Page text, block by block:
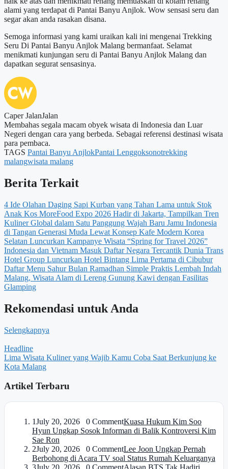
alami yang terdapat di Pantai Banyu Anjlok. Wow sensasi seru dan
segar akan anda rasakan disana.
Semoga informasi yang kami uraikan kali ini mengenai Trekking
Seru Di Pantai Banyu Anjlok Malang bermanfaat. Selamat
menikmati kunjungan seru di Pantai Banyu Anjlok Malang dan
dapatkan segurat sensasinya.
Caper JalanJalan
Membahas segala macam obyek wisata di Indonesia dan Luar
Negeri dengan cara yang berbeda. Sebagai referensi destinasi wisata
para pembaca.
TAGS Pantai Banyu AnjlokPantai Lenggoksonotrekking
malangwisata malang
Berita Terkait
4 Ide Olahan Daging Sapi Kurban yang Tahan Lama untuk Stok
Anak Kos MoreFood Expo 2026 Hadir di Jakarta, Tampilkan Tren
Kuliner Global dalam Satu Panggung Wajah Baru Jamu Indonesia
di Tangan Generasi Muda Lewat Konsep Kafe Modern Korea
Selatan Luncurkan Kampanye Wisata “Spring for Travel 2026”
Indonesia dan Vietnam Masuk Daftar Negara Tercantik Dunia Trans
Hotel Group Luncurkan Hotel Bintang Lima Pertama di Cibubur
Daftar Menu Sahur Bulan Ramadhan Simple Praktis Lembah Indah
Malang, Wisata Alam di Lereng Gunung Kawi dengan Fasilitas
Glamping
Rekomendasi untuk Anda
Selengkapnya
Headline
Lima Wisata Kuliner yang Wajib Kamu Coba Saat Berkunjung ke
Kota Malang
Artikel Terbaru
1July 20, 2026 0 CommentKuasa Hukum Kim Soo
Hyun Ungkap Sosok Informan di Balik Kontroversi Kim
Sae Ron
2July 20, 2026 0 CommentLee Joon Ungkap Pernah
Berbohong di Acara TV soal Status Rumah Keluarganya
3July 20, 2026 0 CommentAlasan BTS Tak Hadiri